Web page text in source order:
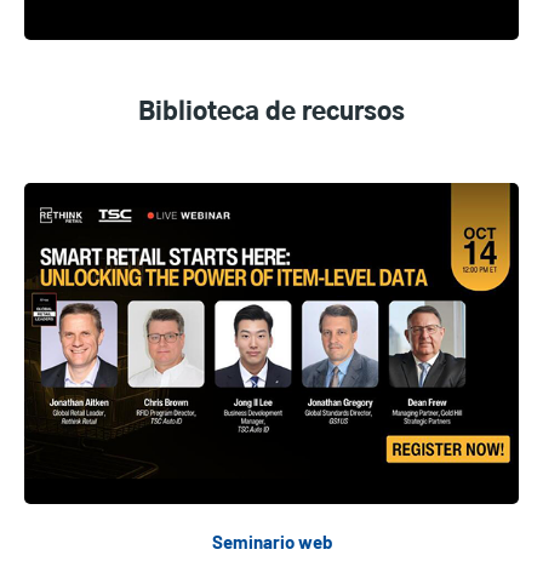
Biblioteca de recursos
Seminario web